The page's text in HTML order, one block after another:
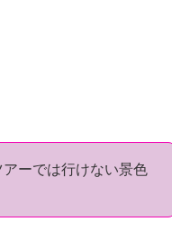
ーでは行けない景色